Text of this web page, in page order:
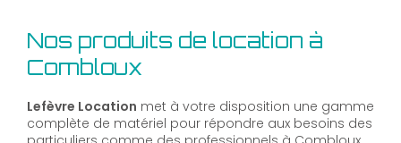
Nos produits de location à
Combloux
Lefèvre Location met à votre disposition une gamme
complète de matériel pour répondre aux besoins des